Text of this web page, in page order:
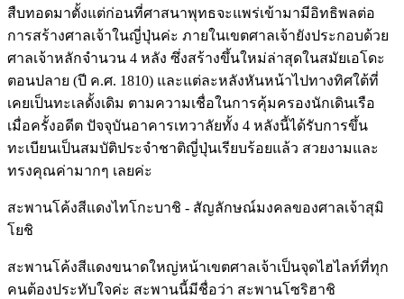
สืบทอดมาตั้งแต่ก่อนที่ศาสนาพุทธจะแพร่เข้ามามีอิทธิพลต่อ
การสร้างศาลเจ้าในญี่ปุ่นค่ะ ภายในเขตศาลเจ้ายังประกอบด้วย
ศาลเจ้าหลักจำนวน 4 หลัง ซึ่งสร้างขึ้นใหม่ล่าสุดในสมัยเอโดะ
ตอนปลาย (ปี ค.ศ. 1810) และแต่ละหลังหันหน้าไปทางทิศใต้ที่
เคยเป็นทะเลดั้งเดิม ตามความเชื่อในการคุ้มครองนักเดินเรือ
เมื่อครั้งอดีต ปัจจุบันอาคารเทวาลัยทั้ง 4 หลังนี้ได้รับการขึ้น
ทะเบียนเป็นสมบัติประจำชาติญี่ปุ่นเรียบร้อยแล้ว สวยงามและ
ทรงคุณค่ามากๆ เลยค่ะ
สะพานโค้งสีแดงไทโกะบาชิ - สัญลักษณ์มงคลของศาลเจ้าสุมิ
โยชิ
สะพานโค้งสีแดงขนาดใหญ่หน้าเขตศาลเจ้าเป็นจุดไฮไลท์ที่ทุก
คนต้องประทับใจค่ะ สะพานนี้มีชื่อว่า สะพานโซริฮาชิ